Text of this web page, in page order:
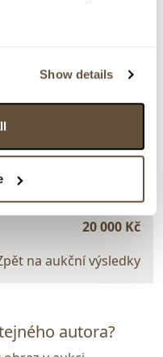
Show details
zpět na aukční výsledky
25.06.2026 20:05:00
5 000 Kč
20 000 Kč
na aukční výsledky
autora?